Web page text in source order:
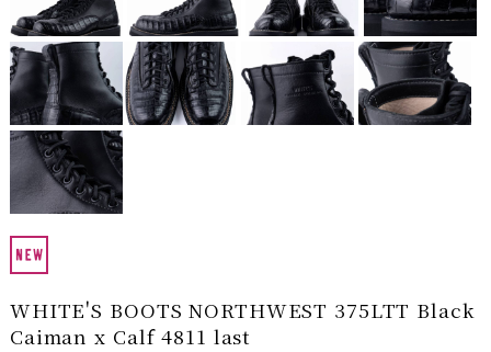
WHITE'S BOOTS NORTHWEST 375LTT Black
Caiman x Calf 4811 last